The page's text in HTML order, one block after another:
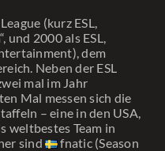
(kurz ESL,
und 2000 als ESL,
dem
Neben der ESL
mal im Jahr
Mal messen sich die
– eine in den USA,
weltbestes Team in
sind
fnatic (Season